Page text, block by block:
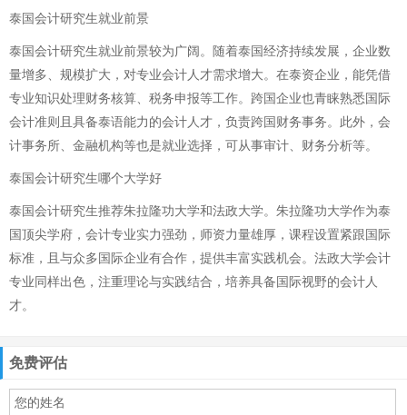
泰国会计研究生就业前景
泰国会计研究生就业前景较为广阔。随着泰国经济持续发展，企业数
量增多、规模扩大，对专业会计人才需求增大。在泰资企业，能凭借
专业知识处理财务核算、税务申报等工作。跨国企业也青睐熟悉国际
会计准则且具备泰语能力的会计人才，负责跨国财务事务。此外，会
计事务所、金融机构等也是就业选择，可从事审计、财务分析等。
泰国会计研究生哪个大学好
泰国会计研究生推荐朱拉隆功大学和法政大学。朱拉隆功大学作为泰
国顶尖学府，会计专业实力强劲，师资力量雄厚，课程设置紧跟国际
标准，且与众多国际企业有合作，提供丰富实践机会。法政大学会计
专业同样出色，注重理论与实践结合，培养具备国际视野的会计人
才。
免费评估